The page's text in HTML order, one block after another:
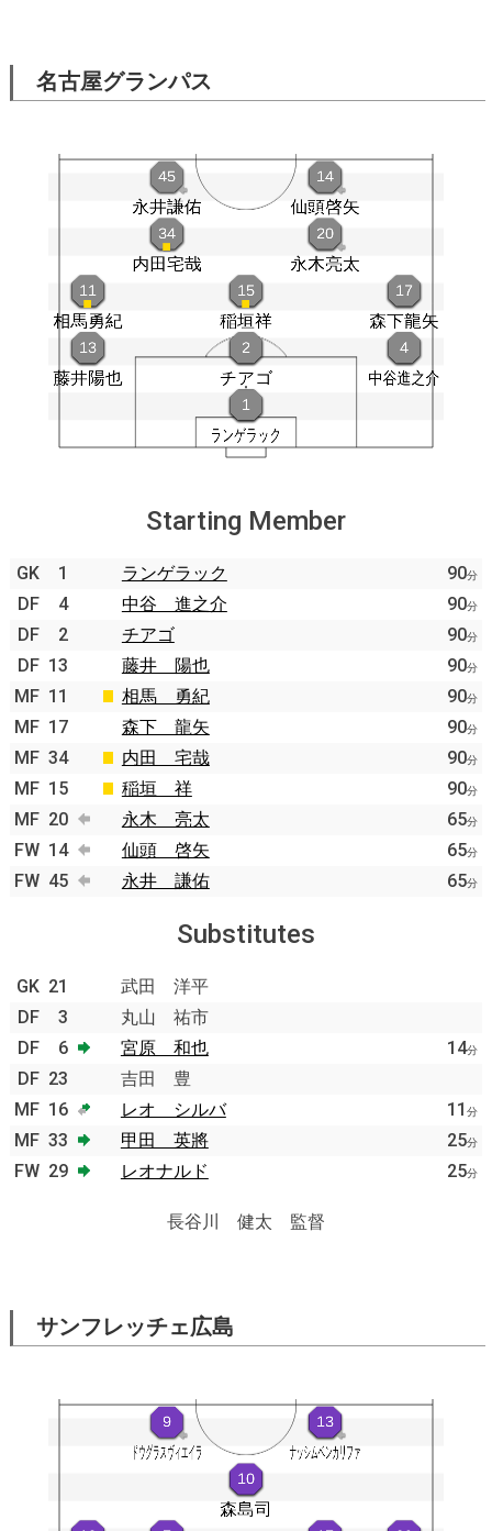
名古屋グランパス
Starting Member
GK 1 ランゲラック 90分
DF 4 中谷 進之介 90分
DF 2 チアゴ 90分
DF 13 藤井 陽也 90分
MF 11 相馬 勇紀 90分
MF 17 森下 龍矢 90分
MF 34 内田 宅哉 90分
MF 15 稲垣 祥 90分
MF 20 永木 亮太 65分
FW 14 仙頭 啓矢 65分
FW 45 永井 謙佑 65分
Substitutes
GK 21
武田 洋平
DF
3
丸山 祐市
DF
6 宮原 和也 14分
DF 23
吉田 豊
MF 16 レオ シルバ 11 分
MF 33 甲田 英將 25分
FW 29 レオナルド 25分
長谷川 健太 監督
サンフレッチェ広島